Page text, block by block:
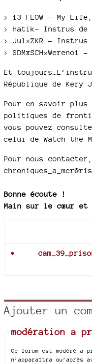
> 13 FLOW – My Life,
> Hatik- Instrus de
> Jul×ZKR - Instrus
>
Et
République de Kery
Pour en savoir plus
politiques de
vous pouvez
celui de Watch the
Pour nous
Bonne écoute !
Main sur le cœur et
Ajouter un
modération a
Ce forum est modéré
n’apparaîtra qu’après